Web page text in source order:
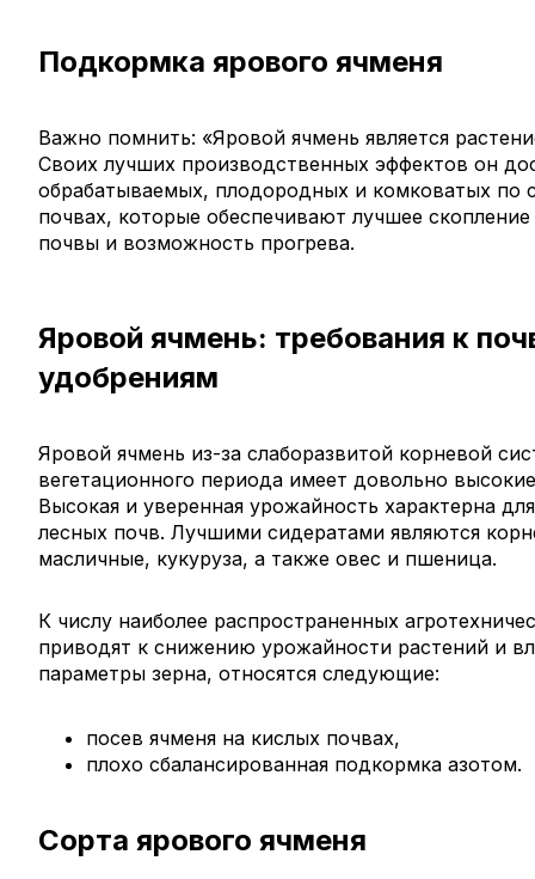
Подкормка ярового ячменя
Важно помнить: «Яровой ячмень является
Своих лучших производственных эффектов он
обрабатываемых, плодородных и комковатых по
почвах, которые обеспечивают лучшее
почвы и возможность прогрева.
Яровой ячмень: требования к
удобрениям
Яровой ячмень из-за слаборазвитой корневой
вегетационного периода имеет довольно
Высокая и уверенная урожайность характерна
лесных почв. Лучшими сидератами являются
масличные, кукуруза, а также овес и пшеница.
К числу наиболее распространенных
приводят к снижению урожайности растений и
параметры зерна, относятся следующие:
посев ячменя на кислых почвах,
плохо сбалансированная подкормка азотом.
Сорта ярового ячменя